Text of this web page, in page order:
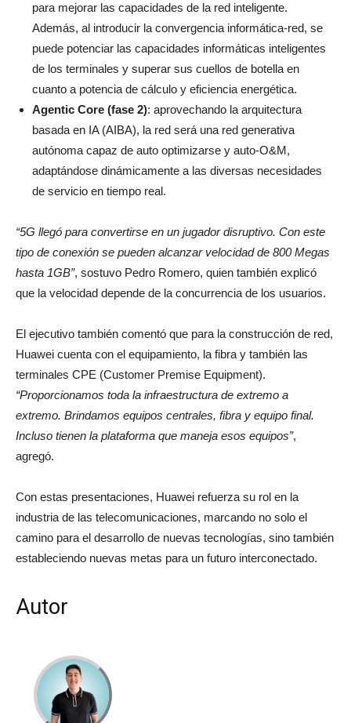
para mejorar las capacidades de la red inteligente.
Además, al introducir la convergencia informática-red, se
puede potenciar las capacidades informáticas inteligentes
de los terminales y superar sus cuellos de botella en
cuanto a potencia de cálculo y eficiencia energética.
Agentic Core (fase 2): aprovechando la arquitectura
basada en IA (AIBA), la red será una red generativa
autónoma capaz de auto optimizarse y auto-O&M,
adaptándose dinámicamente a las diversas necesidades
de servicio en tiempo real.
“5G llegó para convertirse en un jugador disruptivo. Con este
tipo de conexión se pueden alcanzar velocidad de 800 Megas
hasta 1GB”, sostuvo Pedro Romero, quien también explicó
que la velocidad depende de la concurrencia de los usuarios.
El ejecutivo también comentó que para la construcción de red,
Huawei cuenta con el equipamiento, la fibra y también las
terminales CPE (Customer Premise Equipment).
“Proporcionamos toda la infraestructura de extremo a
extremo. Brindamos equipos centrales, fibra y equipo final.
Incluso tienen la plataforma que maneja esos equipos”,
agregó.
Con estas presentaciones, Huawei refuerza su rol en la
industria de las telecomunicaciones, marcando no solo el
camino para el desarrollo de nuevas tecnologías, sino también
estableciendo nuevas metas para un futuro interconectado.
Autor